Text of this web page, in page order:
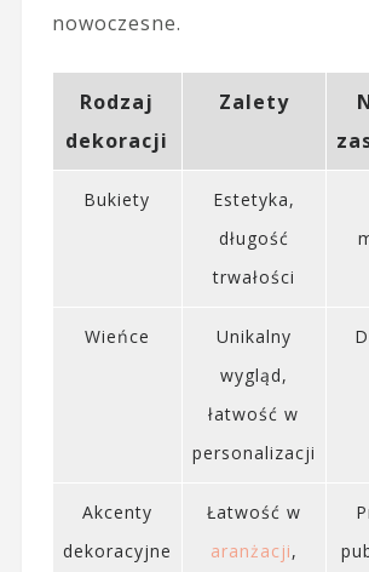
nowoczesne.
Rodzaj
dekoracji
Zalety
Bukiety
Estetyka,
długość
trwałości
Wieńce
Unikalny
wygląd,
łatwość w
personalizacji
Akcenty
dekoracyjne
Łatwość w
aranżacji,